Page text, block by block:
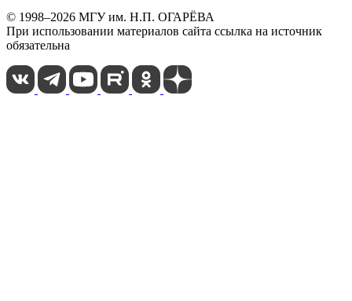
© 1998–2026 МГУ им. Н.П. ОГАРЁВА
При использовании материалов сайта ссылка на источник
обязательна